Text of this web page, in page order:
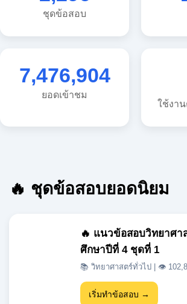
2,296
ชุดข้อสอบ